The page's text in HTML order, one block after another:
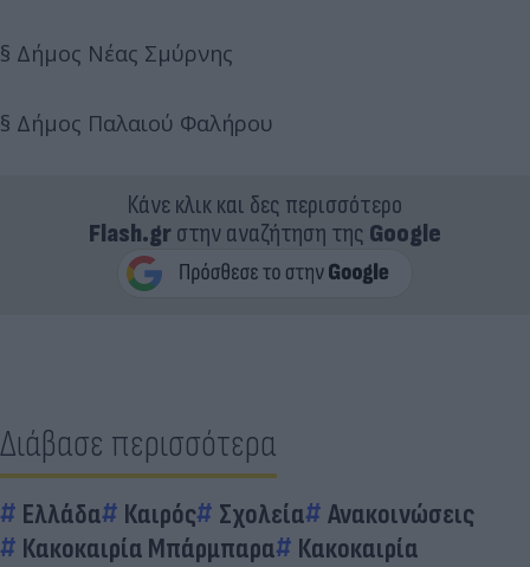
§ Δήμος Νέας Σμύρνης
§ Δήμος Παλαιού Φαλήρου
Κάνε κλικ και δες περισσότερο
Flash.grστην αναζήτηση της Google
Διάβασε περισσότερα
Ελλάδα Καιρός Σχολεία
Ανακοινώσεις
Κακοκαιρία Μπάρμπαρα
Κακοκαιρία